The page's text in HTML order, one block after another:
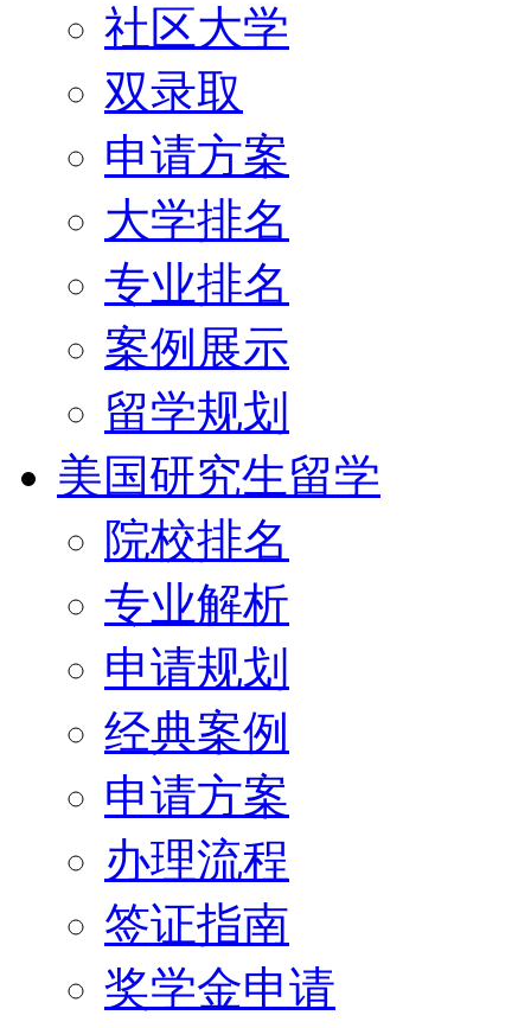
社区大学
双录取
申请方案
大学排名
专业排名
案例展示
留学规划
美国研究生留学
院校排名
专业解析
申请规划
经典案例
申请方案
办理流程
签证指南
奖学金申请